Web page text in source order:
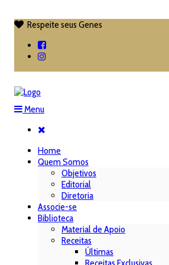
 Respeite seus Genes
Menu
Home
Quem Somos
Objetivos
Editorial
Diretoria
Associe-se
Biblioteca
Material de Apoio
Receitas
Últimas